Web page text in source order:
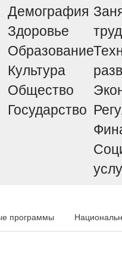
Демография
Здоровье
Образование
Культура
Общество
Государство
труд
программы